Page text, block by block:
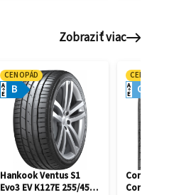
Zobraziť viac
CENOPÁD
B
A
E
Hankook Ventus S1
Evo3 EV K127E 255/45
CENOPÁD
C
A
E